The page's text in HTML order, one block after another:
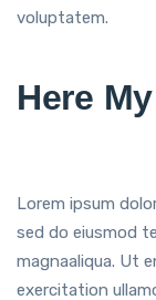
voluptatem.
Here
Lorem ipsum
sed do eiusmod
magnaaliqua. Ut
exercitation